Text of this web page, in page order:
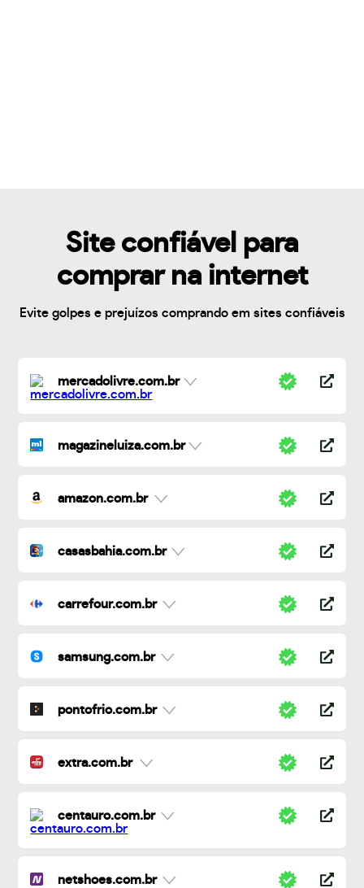
Site confiável para
comprar na internet
Evite golpes e prejuízos comprando em sites confiáveis
mercadolivre.com.br
magazineluiza.com.br
amazon.com.br
casasbahia.com.br
carrefour.com.br
samsung.com.br
pontofrio.com.br
extra.com.br
centauro.com.br
netshoes.com.br